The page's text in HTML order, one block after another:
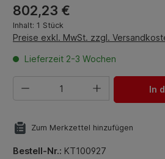
Regulärer Preis:
802,23 €
Inhalt: 1 Stück
Preise exkl. MwSt. zzgl.
Lieferzeit 2-3 Wochen
Produkt Anzahl: Gib den
In
Zum Merkzettel hinzufügen
Bestell-Nr.: KT100927